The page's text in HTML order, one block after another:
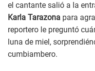
el cantante salió a la
Karla Tarazona para
reportero le preguntó
luna de miel,
cumbiambero.